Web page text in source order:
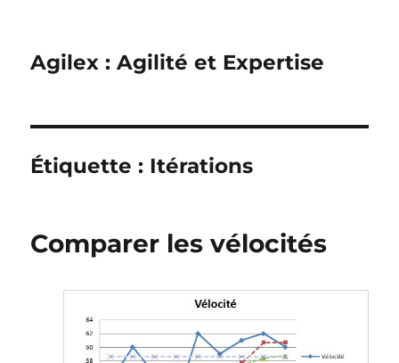
Agilex : Agilité et Expertise
Étiquette : Itérations
Comparer les vélocités